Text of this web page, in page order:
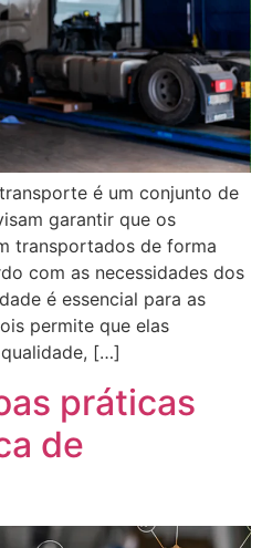
é um conjunto de
garantir que os
transportados de forma
com as necessidades dos
é essencial para as
permite que elas
[…]
práticas
de